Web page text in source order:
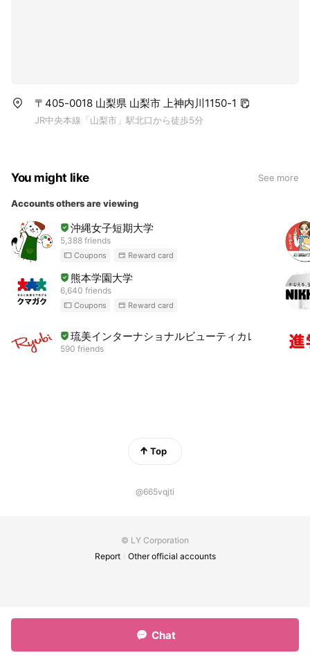
〒405-0018 山梨県 山梨市 上神内川1150-1
JR中央本線「山梨市」駅北口から徒歩5分
You might like See more
Accounts others are viewing
沖縄女子短期大学
5,388 friends
Coupons Reward card
熊本学園大学
6,640 friends
Coupons Reward card
琉美インターナショナルビューティカレッジ
590 friends
Top
@665vqjti
© LY Corporation
Report
Other official accounts
Chat